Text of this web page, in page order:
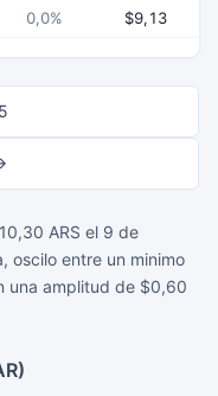
0,0% $9,13
ARS el 9 de
oscilo entre un minimo
una amplitud de $0,60